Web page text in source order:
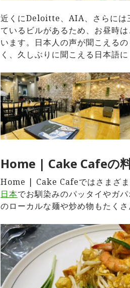
近くにDeloitte、AIA、さらには
ているビルがあるため、お昼時
います。日本人の声が聞こえる
く、久しぶりに聞こえる日本語
Home | Cake Cafeの
Home | Cake Cafeではさまざま
日本でお馴染みのパッタイやガ
のローカルな麺や炒め物もたくさ